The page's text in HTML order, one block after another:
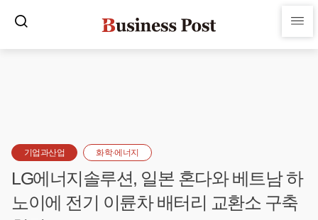
기업과산업 화학·에너지
LG에너지솔루션, 일본 혼다와 베트남 하
노이에 전기 이륜차 배터리 교환소 구축